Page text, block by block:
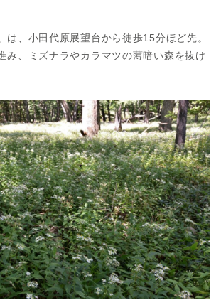
は、小田代原展望台から徒歩15分ほど先。
み、ミズナラやカラマツの薄暗い森を抜け